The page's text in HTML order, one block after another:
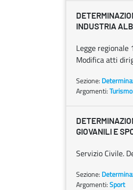
INDUSTRIA
Legge
Modifica atti
Sezione:
Argomenti:Turismo
GIOVANILI E
Servizio Civile.
Sezione:
Argomenti:Sport